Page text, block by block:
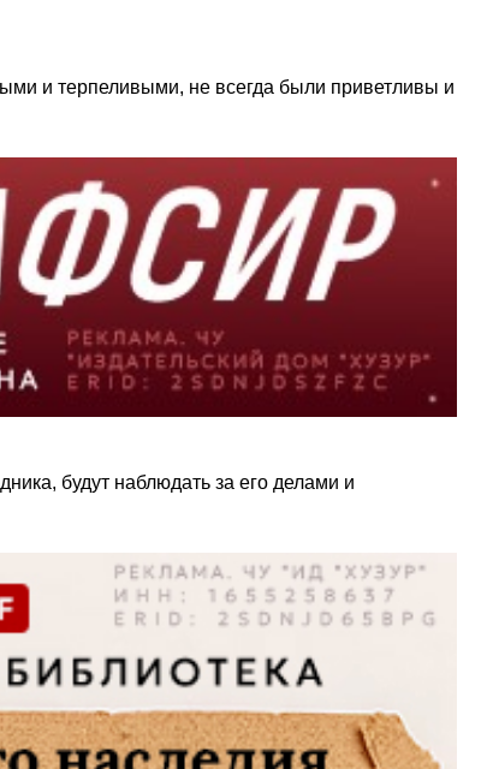
и терпеливыми, не всегда были приветливы и
будут наблюдать за его делами и